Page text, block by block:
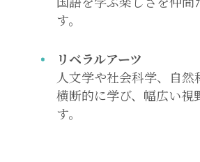
す。
リベラルアーツ
人文学や社会科学、自然
横断的に学び、幅広い視
す。